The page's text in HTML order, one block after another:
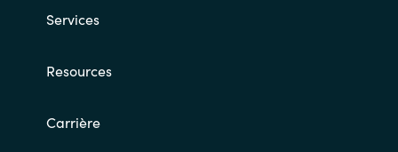
Services
Resources
Carrière